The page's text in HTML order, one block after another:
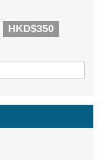
HKD$350